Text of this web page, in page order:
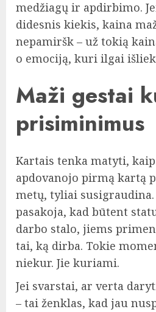
medžiagų ir apdirbimo.
didesnis kiekis, kaina
nepamiršk – už tokią
o emociją, kuri ilgai
Maži gestai
prisiminimus
Kartais tenka matyti,
apdovanojo pirmą kartą
metų, tyliai
pasakoja, kad būtent
darbo stalo, jiems
tai, ką dirba. Tokie
niekur. Jie kuriami.
Jei svarstai, ar verta
– tai ženklas, kad jau